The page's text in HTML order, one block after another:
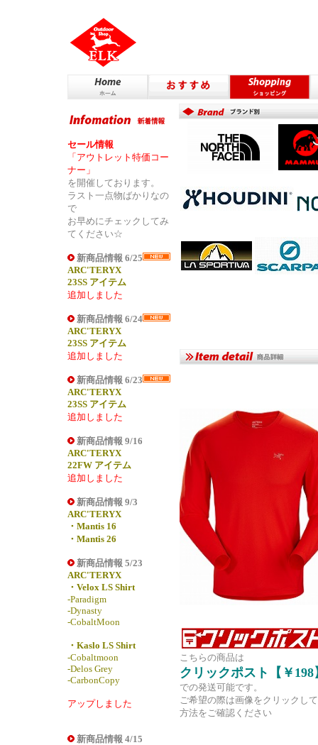
セール情報
「アウトレット特価コー
ナー」
を開催しております。
ラスト一点物ばかりなの
で
お早めにチェックしてみ
てください☆
新商品情報 6/25
ARC'TERYX
23SS アイテム
追加しました
新商品情報 6/24
ARC'TERYX
23SS アイテム
追加しました
新商品情報 6/23
ARC'TERYX
23SS アイテム
追加しました
新商品情報 9/16
ARC'TERYX
22FW アイテム
追加しました
新商品情報 9/3
ARC'TERYX
・Mantis 16
・Mantis 26
新商品情報 5/23
ARC'TERYX
・Velox LS Shirt
-Paradigm
-Dynasty
-CobaltMoon
・Kaslo LS Shirt
-Cobaltmoon
-Delos Grey
-CarbonCopy
アップしました
新商品情報 4/15
こちらの商品は
クリックポスト【￥198
での発送可能です。
ご希望の際は画像をクリックし
方法をご確認ください